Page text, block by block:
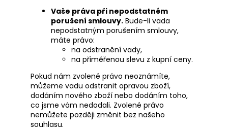
Vaše práva při nepodstatném
porušení smlouvy. Bude-li vada
nepodstatným porušením smlouvy,
máte právo:
na odstranění vady,
na přiměřenou slevu z kupní ceny.
Pokud nám zvolené právo neoznámíte,
můžeme vadu odstranit opravou zboží,
dodáním nového zboží nebo dodáním toho,
co jsme vám nedodali. Zvolené právo
nemůžete později změnit bez našeho
souhlasu.